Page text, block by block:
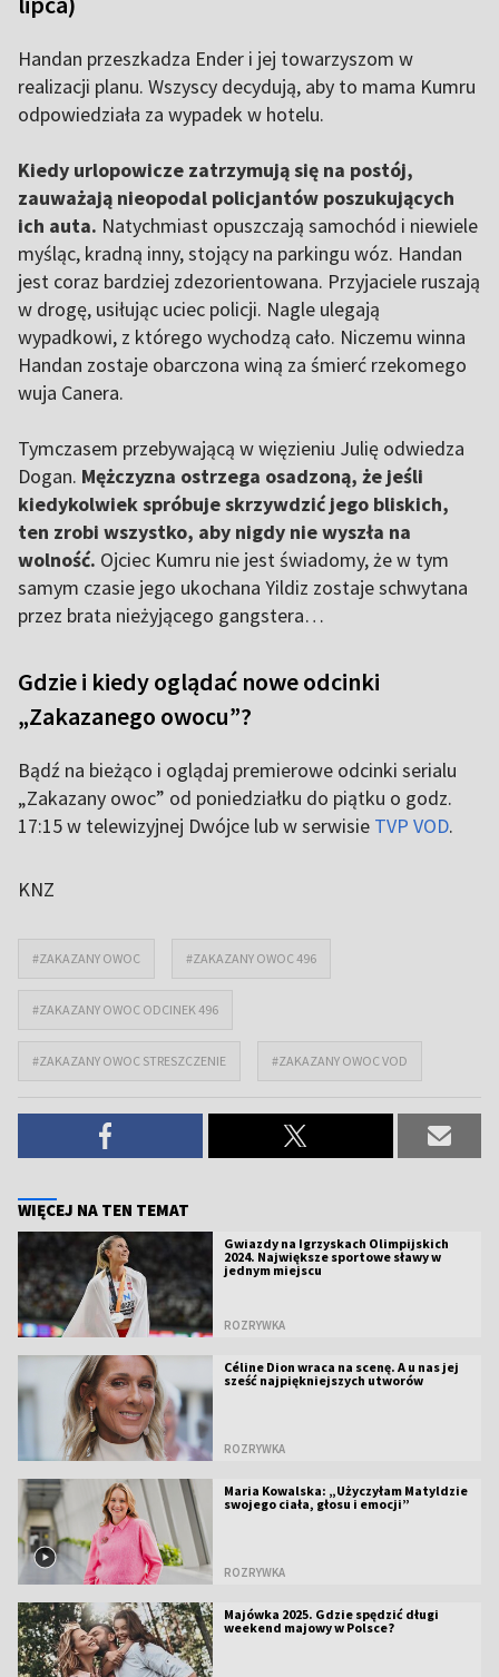
Handan przeszkadza Ender i jej towarzyszom w
realizacji planu. Wszyscy decydują, aby to mama Kumru
odpowiedziała za wypadek w hotelu.
Kiedy urlopowicze zatrzymują się na postój,
zauważają nieopodal policjantów poszukujących
ich auta. Natychmiast opuszczają samochód i niewiele
myśląc, kradną inny, stojący na parkingu wóz. Handan
jest coraz bardziej zdezorientowana. Przyjaciele ruszają
w drogę, usiłując uciec policji. Nagle ulegają
wypadkowi, z którego wychodzą cało. Niczemu winna
Handan zostaje obarczona winą za śmierć rzekomego
wuja Canera.
Tymczasem przebywającą w więzieniu Julię odwiedza
Dogan. Mężczyzna ostrzega osadzoną, że jeśli
kiedykolwiek spróbuje skrzywdzić jego bliskich,
ten zrobi wszystko, aby nigdy nie wyszła na
wolność. Ojciec Kumru nie jest świadomy, że w tym
samym czasie jego ukochana Yildiz zostaje schwytana
przez brata nieżyjącego gangstera…
Gdzie i kiedy oglądać nowe odcinki
„Zakazanego owocu”?
Bądź na bieżąco i oglądaj premierowe odcinki serialu
„Zakazany owoc” od poniedziałku do piątku o godz.
17:15 w telewizyjnej Dwójce lub w serwisie TVP VOD.
KNZ
#ZAKAZANY OWOC #ZAKAZANY OWOC 496
#ZAKAZANY OWOC ODCINEK 496
#ZAKAZANY OWOC STRESZCZENIE #ZAKAZANY OWOC VOD
WIĘCEJ NA TEN TEMAT
Gwiazdy na Igrzyskach Olimpijskich
2024. Największe sportowe sławy w
jednym miejscu
ROZRYWKA
Céline Dion wraca na scenę. A u nas jej
sześć najpiękniejszych utworów
ROZRYWKA
Maria Kowalska: „Użyczyłam Matyldzie
swojego ciała, głosu i emocji”
ROZRYWKA
Majówka 2025. Gdzie spędzić długi
weekend majowy w Polsce?